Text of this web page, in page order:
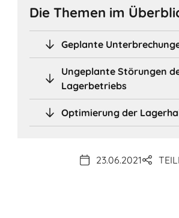
Die Themen im
Geplante
Ungeplante Störungen
Lagerbetriebs
Optimierung der
23.06.2021